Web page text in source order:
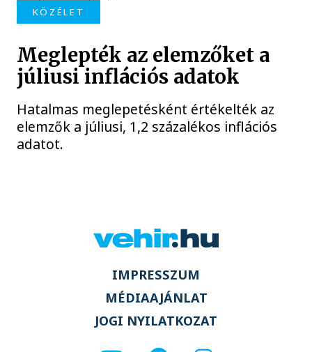
KÖZÉLET
Meglepték az elemzőket a
júliusi inflációs adatok
Hatalmas meglepetésként értékelték az
elemzők a júliusi, 1,2 százalékos inflációs
adatot.
IMPRESSZUM
MÉDIAAJÁNLAT
JOGI NYILATKOZAT